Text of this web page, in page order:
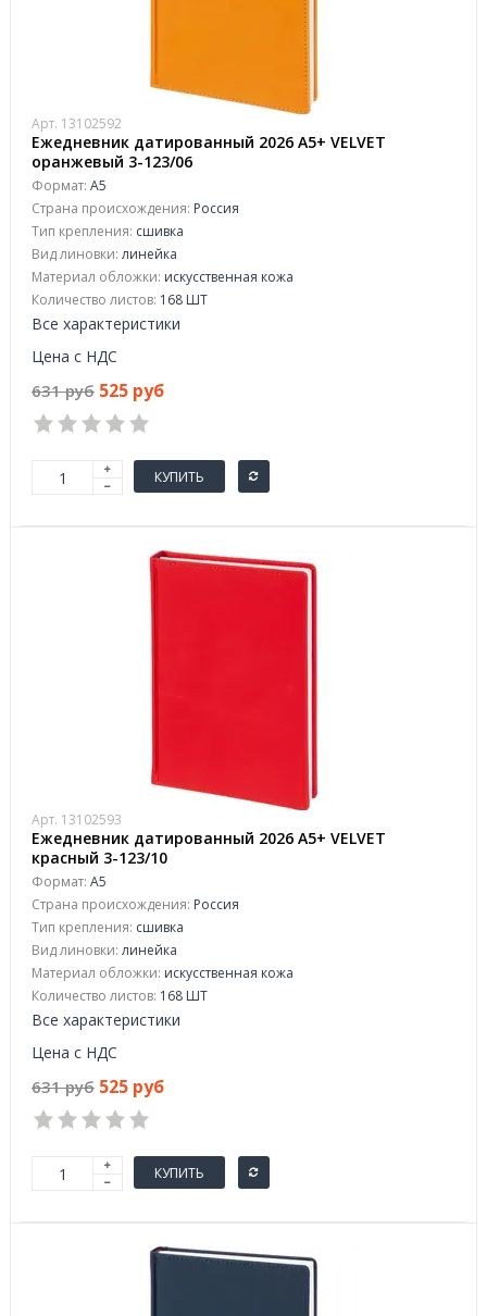
Арт. 13102592
Ежедневник датированный 2026 А5+ VELVET
оранжевый 3-123/06
Формат: А5
Страна происхождения: Россия
Тип крепления: сшивка
Вид линовки: линейка
Материал обложки: искусственная кожа
Количество листов: 168 ШТ
Все характеристики
Цена с НДС
631 руб 525 руб
КУПИТЬ
Арт. 13102593
Ежедневник датированный 2026 А5+ VELVET
красный 3-123/10
Формат: А5
Страна происхождения: Россия
Тип крепления: сшивка
Вид линовки: линейка
Материал обложки: искусственная кожа
Количество листов: 168 ШТ
Все характеристики
Цена с НДС
631 руб 525 руб
КУПИТЬ